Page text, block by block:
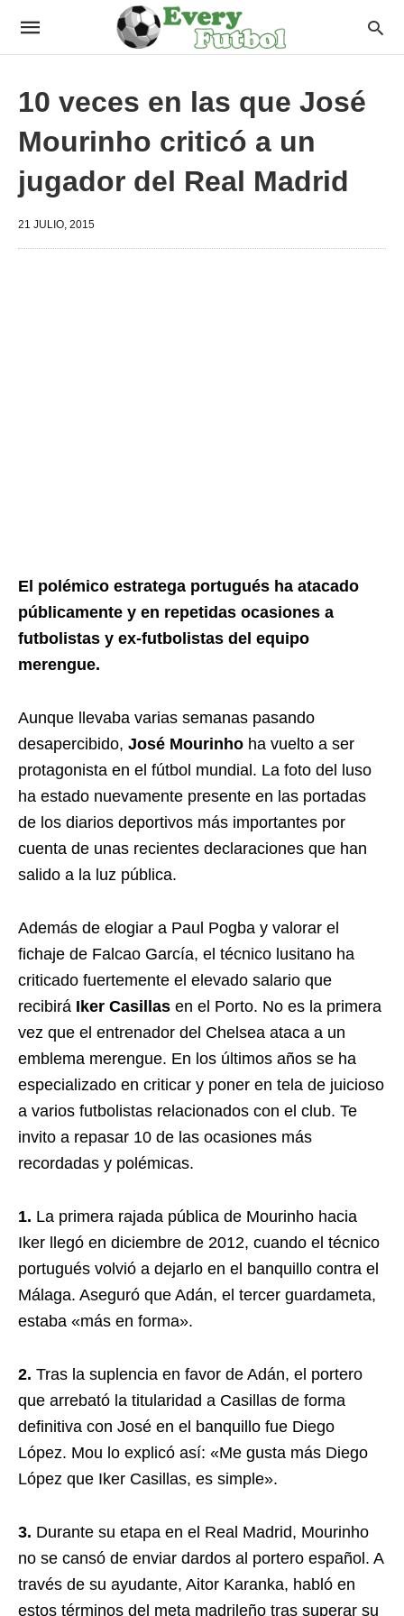
10 veces en las que José
Mourinho criticó a un
jugador del Real Madrid
21 JULIO, 2015
El polémico estratega portugués ha atacado
públicamente y en repetidas ocasiones a
futbolistas y ex-futbolistas del equipo
merengue.
Aunque llevaba varias semanas pasando
desapercibido, José Mourinho ha vuelto a ser
protagonista en el fútbol mundial. La foto del luso
ha estado nuevamente presente en las portadas
de los diarios deportivos más importantes por
cuenta de unas recientes declaraciones que han
salido a la luz pública.
Además de elogiar a Paul Pogba y valorar el
fichaje de Falcao García, el técnico lusitano ha
criticado fuertemente el elevado salario que
recibirá Iker Casillas en el Porto. No es la primera
vez que el entrenador del Chelsea ataca a un
emblema merengue. En los últimos años se ha
especializado en criticar y poner en tela de juicioso
a varios futbolistas relacionados con el club. Te
invito a repasar 10 de las ocasiones más
recordadas y polémicas.
1. La primera rajada pública de Mourinho hacia
Iker llegó en diciembre de 2012, cuando el técnico
portugués volvió a dejarlo en el banquillo contra el
Málaga. Aseguró que Adán, el tercer guardameta,
estaba «más en forma».
2. Tras la suplencia en favor de Adán, el portero
que arrebató la titularidad a Casillas de forma
definitiva con José en el banquillo fue Diego
López. Mou lo explicó así: «Me gusta más Diego
López que Iker Casillas, es simple».
3. Durante su etapa en el Real Madrid, Mourinho
no se cansó de enviar dardos al portero español. A
través de su ayudante, Aitor Karanka, habló en
estos términos del meta madrileño tras superar su